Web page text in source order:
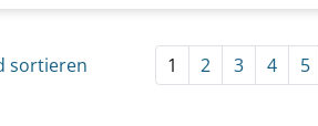
sortieren 1 2 3 4 5